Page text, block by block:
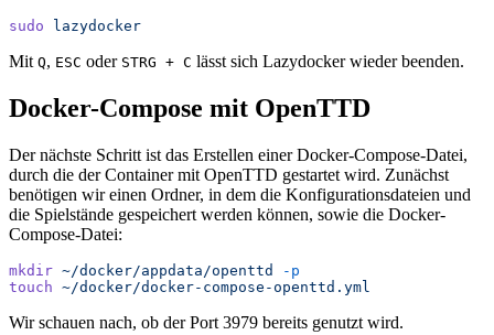
sudo lazydocker
Mit Q, ESC oder STRG + C lässt sich Lazydocker wieder beenden.
Docker-Compose mit OpenTTD
Der nächste Schritt ist das Erstellen einer Docker-Compose-Datei,
durch die der Container mit OpenTTD gestartet wird. Zunächst
benötigen wir einen Ordner, in dem die Konfigurationsdateien und
die Spielstände gespeichert werden können, sowie die Docker-
Compose-Datei:
mkdir ~/docker/appdata/openttd
-p
touch ~/docker/docker-compose-openttd.yml
Wir schauen nach, ob der Port 3979 bereits genutzt wird.